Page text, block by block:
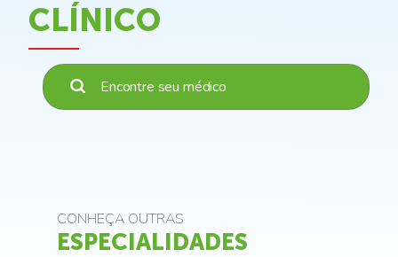
CLÍNICO
CONHEÇA OUTRAS
ESPECIALIDADES